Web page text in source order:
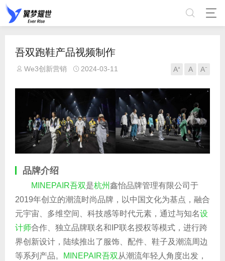
吾双跑鞋产品视频制作
We3创新营销 2024-03-11 A⁺ A A⁻
品牌介绍
MINEPAIR吾双是杭州鑫怡品牌管理有限公司于
2019年创立的潮流时尚品牌，以中国文化为基点，融合
元宇宙、多维空间、科技感等时代元素，通过与知名设
计师合作、独立品牌联名和IP联名授权等模式，进行跨
界创新设计，陆续推出了服饰、配件、鞋子及潮流周边
等系列产品。
MINEPAIR吾双 从潮流年轻人角度出发，